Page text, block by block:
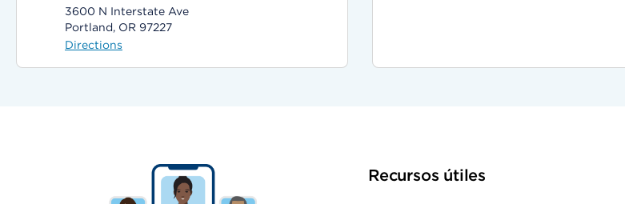
3600 N Interstate Ave
Portland, OR 97227
Directions
Recursos útiles